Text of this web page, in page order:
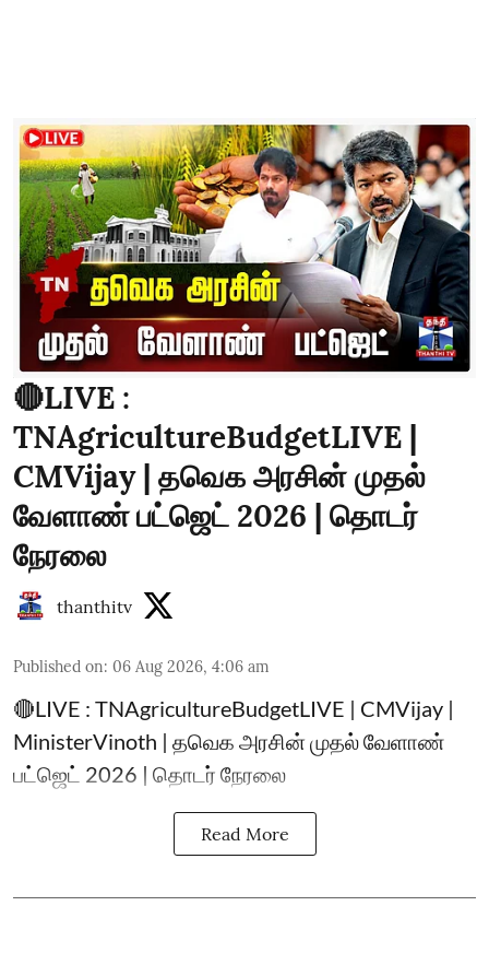
🔴LIVE :
TNAgricultureBudgetLIVE |
CMVijay | தவெக அரசின் முதல்
வேளாண் பட்ஜெட் 2026 | தொடர்
நேரலை
thanthitv
Published on: 06 Aug 2026, 4:06 am
🔴LIVE : TNAgricultureBudgetLIVE | CMVijay |
MinisterVinoth | தவெக அரசின் முதல் வேளாண்
பட்ஜெட் 2026 | தொடர் நேரலை
Read More